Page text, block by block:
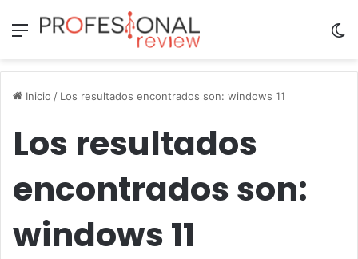
Menú
Inicio / Los resultados encontrados son: windows 11
Los resultados
encontrados son:
windows 11